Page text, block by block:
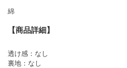
綿
【商品詳細】
透け感：なし
裏地：なし